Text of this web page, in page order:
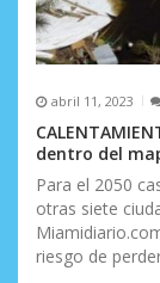
abril 11, 2023
dentro del
Para el 2050
otras siete
riesgo de